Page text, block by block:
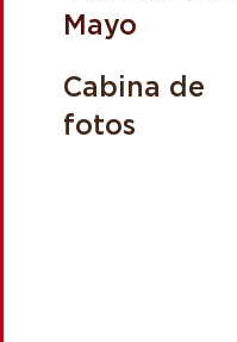
Mayo
Cabina de
fotos